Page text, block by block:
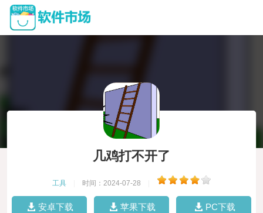
几鸡打不开了
工具 时间：2024-07-28
安卓下载 苹果下载 PC下载